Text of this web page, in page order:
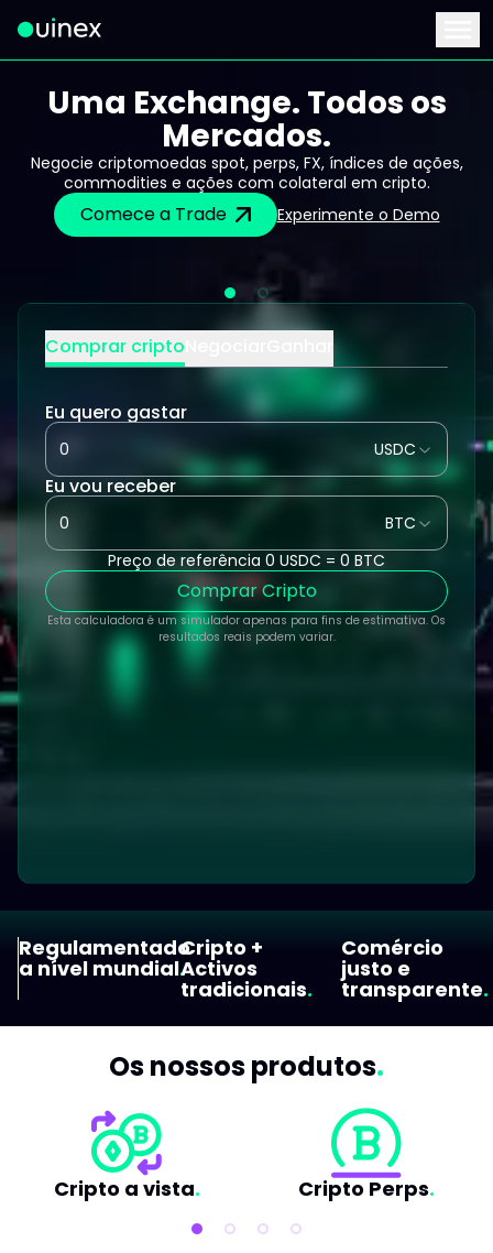
Este é o logo e ao clicar redireciona para a página inicial
Uma Exchange. Todos os
Mercados.
Negocie criptomoedas spot, perps, FX, índices de ações,
commodities e ações com colateral em cripto.
Comece a Trade Experimente o Demo
Comprar cripto
Eu quero gastar
USDC
Eu vou receber
BTC
Preço de referência 0 USDC = 0 BTC
Comprar Cripto
Esta calculadora é um simulador apenas para fins de estimativa. Os
resultados reais podem variar.
Regulamentado
a nível mundial
Cripto +
Activos
tradicionais
Comércio
justo e
transparente
Os nossos produtos
Cripto a vista Cripto Perps